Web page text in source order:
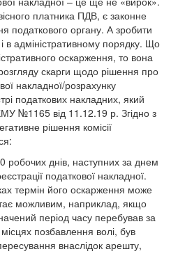
платника ПДВ, є законне
податкового органу. А зробити
в адміністративному порядку. Що
оскарження, то вона
скарги щодо рішення про
накладної/розрахунку
податкових накладних, який
№1165 від 11.12.19 р. Згідно з
рішення комісії
робочих днів, наступних за днем
податкової накладної.
термін його оскарження може
можливим, наприклад, якщо
період часу перебував за
позбавлення волі, був
внаслідок арешту,